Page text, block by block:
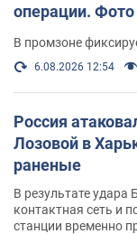
операции. Фото
В промзоне
6.08.2026 12:54
Россия
Лозовой в
раненые
В результате
контактная сеть и
станции временно